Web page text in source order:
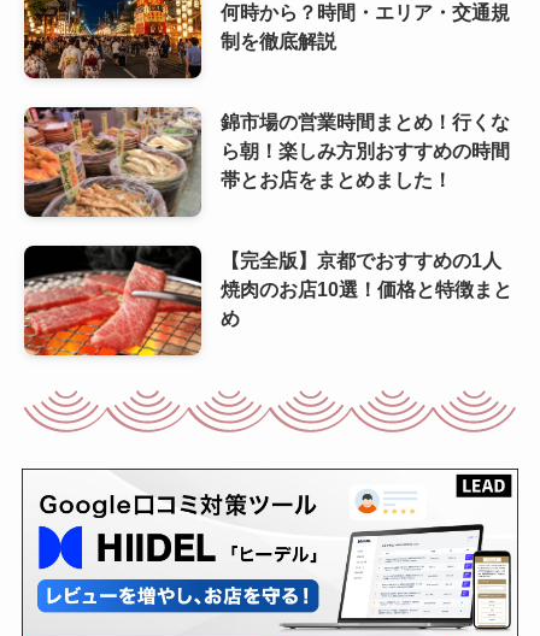
何時から？時間・エリア・交通規
制を徹底解説
錦市場の営業時間まとめ！行くな
ら朝！楽しみ方別おすすめの時間
帯とお店をまとめました！
【完全版】京都でおすすめの1人
焼肉のお店10選！価格と特徴まと
め